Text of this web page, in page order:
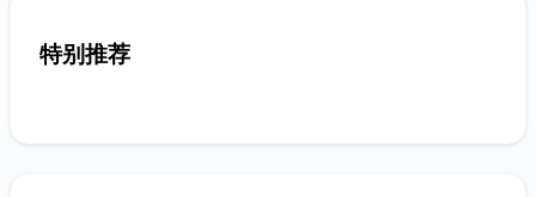
特别推荐